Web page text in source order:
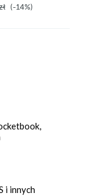
(-14%)
i innych